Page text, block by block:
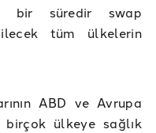
bir süredir swap
tüm ülkelerin
ABD ve Avrupa
ülkeye sağlık